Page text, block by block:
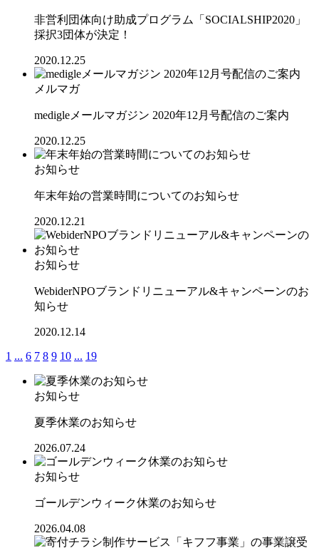
非営利団体向け助成プログラム「SOCIALSHIP2020」
採択3団体が決定！
2020.12.25
メルマガ
medigleメールマガジン 2020年12月号配信のご案内
2020.12.25
お知らせ
年末年始の営業時間についてのお知らせ
2020.12.21
お知らせ
WebiderNPOブランドリニューアル&キャンペーンのお
知らせ
2020.12.14
1 ... 6 7 8 9 10 ... 19
お知らせ
夏季休業のお知らせ
2026.07.24
お知らせ
ゴールデンウィーク休業のお知らせ
2026.04.08